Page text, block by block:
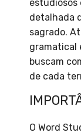
estudiosos
detalhada
sagrado.
gramatical
buscam
de cada
O Word